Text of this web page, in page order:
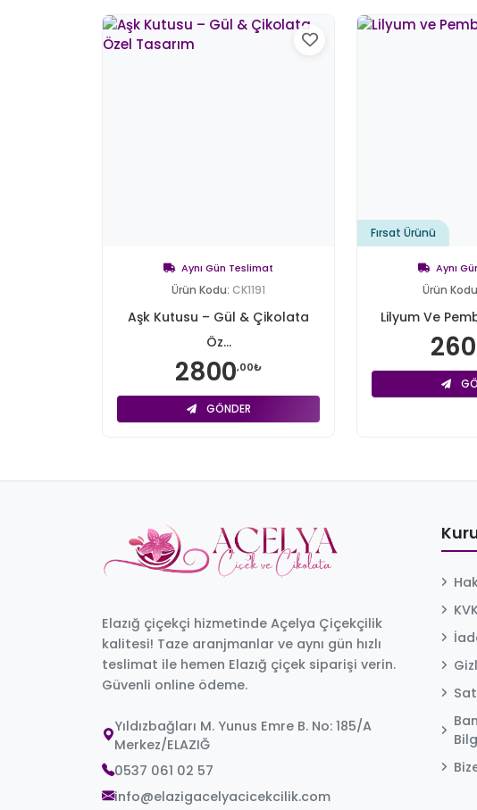
Aynı Gün Teslimat
Ürün Kodu: CK1191
Aşk Kutusu – Gül & Çikolata
Öz...
2800,00₺
GÖNDER
Fırsat Ürünü
Aynı
Ürün
Lilyum Ve
Elazığ çiçekçi hizmetinde Açelya Çiçekçilik
kalitesi! Taze aranjmanlar ve aynı gün hızlı
teslimat ile hemen Elazığ çiçek siparişi verin.
Güvenli online ödeme.
Yıldızbağları M. Yunus Emre B. No: 185/A
Merkez/ELAZIĞ
0537 061 02 57
info@elazigacelyacicekcilik.com